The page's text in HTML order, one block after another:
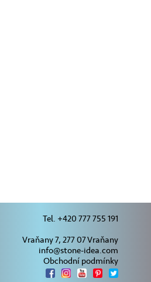
Tel. +420 777 755 191
Vraňany 7, 277 07 Vraňany
info@stone-idea.com
Obchodní podmínky